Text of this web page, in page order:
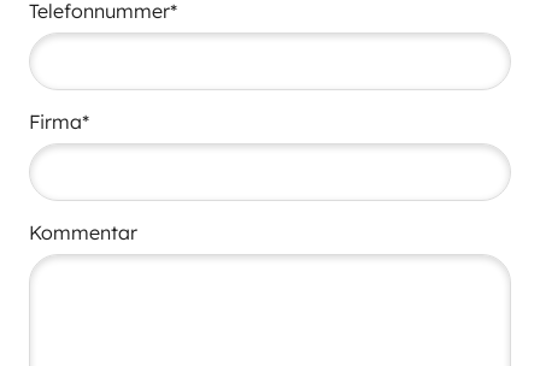
Telefonnummer*
Firma*
Kommentar